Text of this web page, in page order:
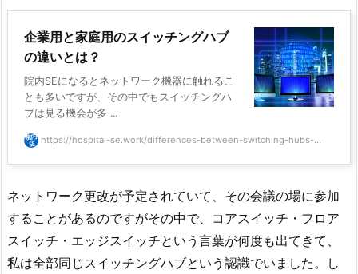
企業用と家庭用のスイッチングハブ
の違いとは？
院内SEになるとネットワーク機器に触れるこ
とも多いですが、その中でもスイッチングハ
ブは見る機会が多 ...
https://hospital-se.work/differences-between-switching-hubs-...
ネットワーク更改が予定されていて、その会議の場に参加
することがあるのですがその中で、コアスイッチ・フロア
スイッチ・エッジスイッチという言葉が何度も出てきて、
私は全部同じスイッチングハブという認識でいました。し